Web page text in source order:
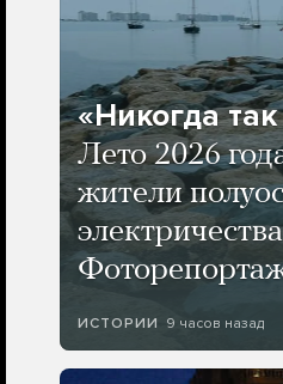
«Никогда
Лето 2026
жители
ИСТОРИИ 9 часов назад